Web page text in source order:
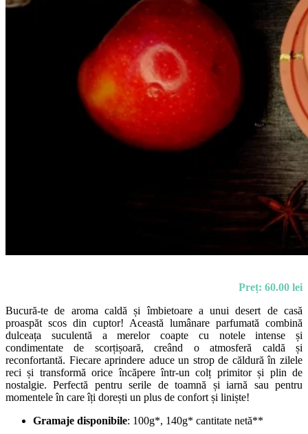
Preț: 60.00 lei
Bucură-te de aroma caldă și îmbietoare a unui desert de casă
proaspăt scos din cuptor! Această lumânare parfumată combină
dulceața suculentă a merelor coapte cu notele intense și
condimentate de scorțișoară, creând o atmosferă caldă și
reconfortantă. Fiecare aprindere aduce un strop de căldură în zilele
reci și transformă orice încăpere într-un colț primitor și plin de
nostalgie. Perfectă pentru serile de toamnă și iarnă sau pentru
momentele în care îți dorești un plus de confort și liniște!
Gramaje disponibile: 100g*, 140g* cantitate netă**